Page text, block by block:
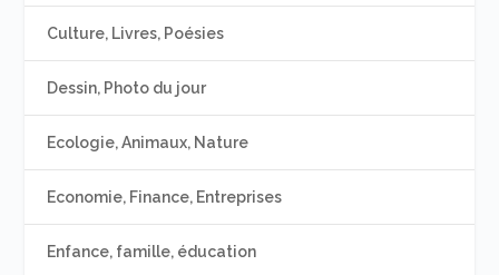
Culture, Livres, Poésies
Dessin, Photo du jour
Ecologie, Animaux, Nature
Economie, Finance, Entreprises
Enfance, famille, éducation